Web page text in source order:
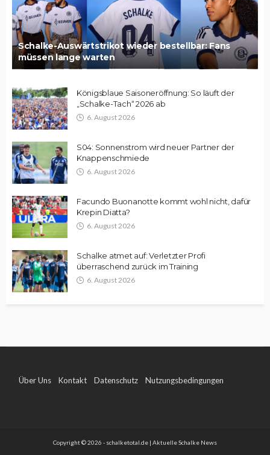
Schalke-Auswärtstrikot wieder bestellbar: Fans
müssen lange warten
Königsblaue Saisoneröffnung: So läuft der
„Schalke-Tach“ 2026 ab
6. August 2026
S04: Sonnenstrom wird neuer Partner der
Knappenschmiede
6. August 2026
Facundo Buonanotte kommt wohl nicht, dafür
Krepin Diatta?
6. August 2026
Schalke atmet auf: Verletzter Profi
überraschend zurück im Training
6. August 2026
Über Uns Kontakt Datenschutz Nutzungsbedingungen
Copyright © 2026 - schalketotal.de | Aktuelle Schalke News